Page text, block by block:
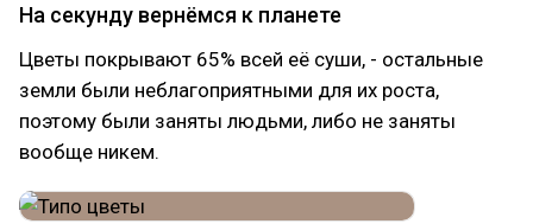
На секунду вернёмся к планете
Цветы покрывают 65% всей её суши, - остальные
земли были неблагоприятными для их роста,
поэтому были заняты людьми, либо не заняты
вообще никем.